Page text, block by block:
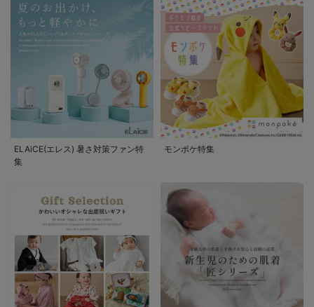
ELAiCE(エレス) 暑さ対策ファン特
集
モンポケ特集